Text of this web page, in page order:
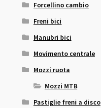
Forcellino cambio
Freni bici
Manubri bici
Movimento centrale
Mozzi ruota
Mozzi MTB
Pastiglie freni a disco